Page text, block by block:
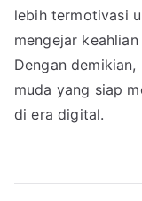
lebih termotivasi
mengejar
Dengan
muda yang siap
di era digital.